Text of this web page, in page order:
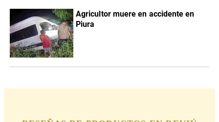
Agricultor muere en accidente en
Piura